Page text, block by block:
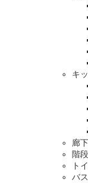
キ
廊
階
ト
バ